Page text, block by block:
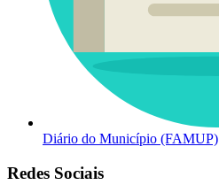
Diário do Município (FAMUP)
Redes Sociais